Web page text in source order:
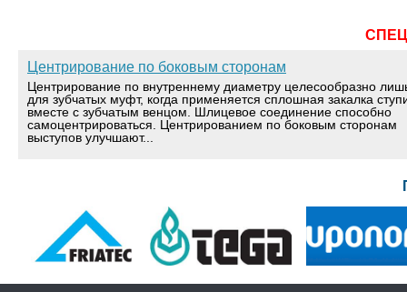
Центрирование по боковым сторонам
Центрирование по внутреннему диаметру целесообразно
для зубчатых муфт, когда применяется сплошная закалка
вместе с зубчатым венцом. Шлицевое соединение способно
самоцентрироваться. Центрированием по боковым сторонам
выступов улучшают...